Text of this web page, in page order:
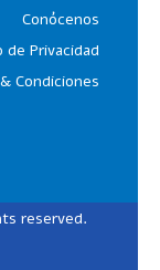
Conócenos
de Privacidad
Condiciones
reserved.